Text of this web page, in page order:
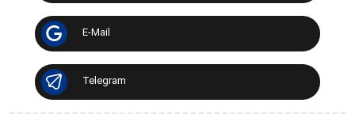
E-Mail
Telegram